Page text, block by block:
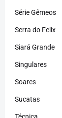
Série Gêmeos
Serra do Felix
Siará Grande
Singulares
Soares
Sucatas